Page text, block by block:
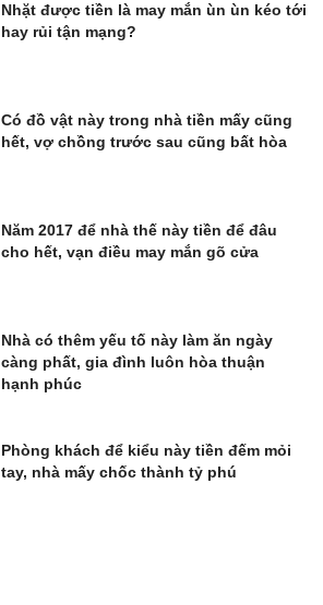
Nhặt được tiền là may mắn ùn ùn kéo tới
hay rủi tận mạng?
Có đồ vật này trong nhà tiền mấy cũng
hết, vợ chồng trước sau cũng bất hòa
Năm 2017 để nhà thế này tiền để đâu
cho hết, vạn điều may mắn gõ cửa
Nhà có thêm yếu tố này làm ăn ngày
càng phất, gia đình luôn hòa thuận
hạnh phúc
Phòng khách để kiểu này tiền đếm mỏi
tay, nhà mấy chốc thành tỷ phú